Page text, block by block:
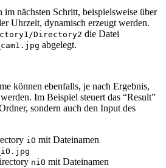
im nächsten Schritt, beispielsweise über
Uhrzeit, dynamisch erzeugt werden.
Directory2 die Datei
abgelegt.
können ebenfalls, je nach Ergebnis,
Im Beispiel steuert das “Result”
sondern auch den Input des
iO mit Dateinamen
niO mit Dateinamen